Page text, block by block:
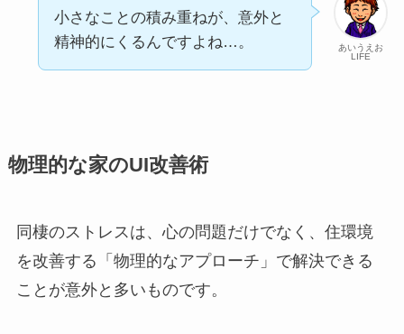
あいうえお
LIFE
小さなことの積み重ねが、意外と
精神的にくるんですよね…。
物理的な家のUI改善術
同棲のストレスは、心の問題だけでなく、住環境
を改善する「物理的なアプローチ」で解決できる
ことが意外と多いものです。